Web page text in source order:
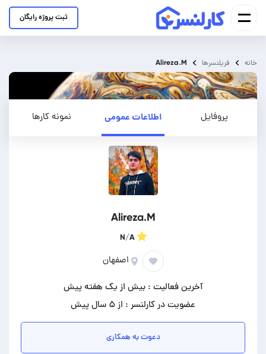
ثبت پروژه رایگان
خانه فریلنسرها Alireza.M
نمونه کارها اطلاعات عمومی پروفایل
Alireza.M
N/A
اصفهان
آخرین فعالیت : بیش از یک هفته پیش
عضویت در کارلنسر : از ۵ سال پیش
دعوت به همکاری